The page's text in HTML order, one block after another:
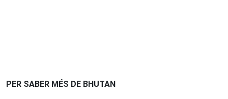
PER SABER MÉS DE BHUTAN